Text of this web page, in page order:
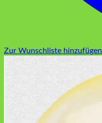
Zur Wunschliste hinzufügen